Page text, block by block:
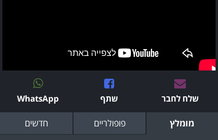
שלח לחבר שתף WhatsApp
מומלץ פופולריים חדשים